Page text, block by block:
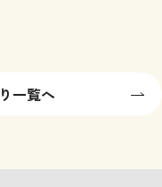
一覧へ